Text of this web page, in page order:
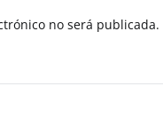
no será publicada.